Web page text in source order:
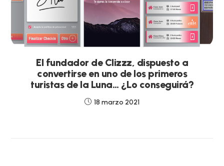
El fundador de Clizzz, dispuesto a
convertirse en uno de los primeros
turistas de la Luna… ¿Lo conseguirá?
18 marzo 2021